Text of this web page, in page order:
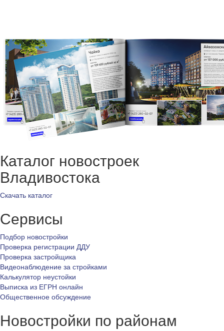
Каталог новостроек
Владивостока
Скачать каталог
Сервисы
Подбор новостройки
Проверка регистрации ДДУ
Проверка застройщика
Видеонаблюдение за стройками
Калькулятор неустойки
Выписка из ЕГРН онлайн
Общественное обсуждение
Новостройки по районам